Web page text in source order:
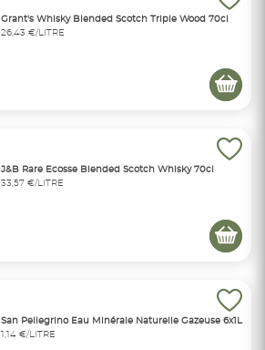
Grant's Whisky Blended Scotch Triple Wood 70cl
26,43 €/LITRE
J&B Rare Ecosse Blended Scotch Whisky 70cl
33,57 €/LITRE
San Pellegrino Eau Minérale Naturelle Gazeuse 6x1L
1,14 €/LITRE